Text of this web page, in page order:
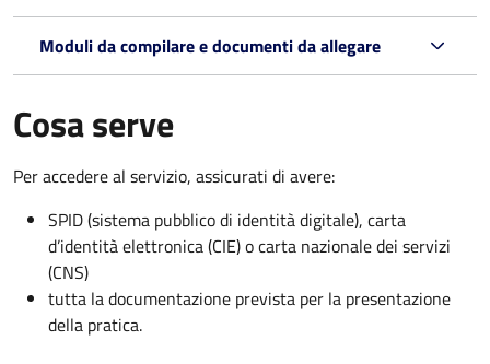
Moduli da compilare e documenti da allegare
Cosa serve
Per accedere al servizio, assicurati di avere:
SPID (sistema pubblico di identità digitale), carta
d’identità elettronica (CIE) o carta nazionale dei servizi
(CNS)
tutta la documentazione prevista per la presentazione
della pratica.